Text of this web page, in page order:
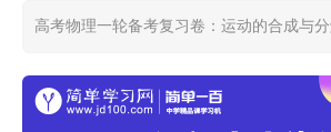
高考物理一轮备考复习卷：运动的合成与